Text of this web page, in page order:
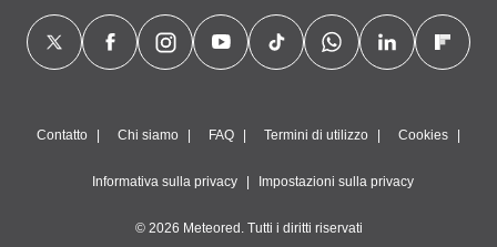
Contatto Chi siamo FAQ Termini di utilizzo Cookies
Informativa sulla privacy Impostazioni sulla privacy
© 2026 Meteored. Tutti i diritti riservati